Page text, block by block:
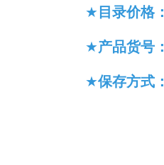
★ 目录价格：
★产品货号：
★保存方式：